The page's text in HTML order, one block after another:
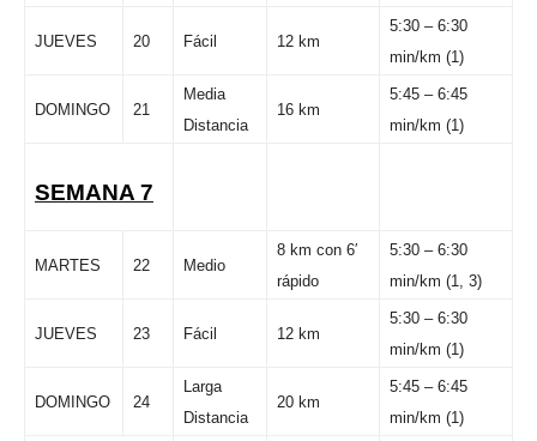
JUEVES 20 Fácil 12 km
5:30 – 6:30
min/km (1)
DOMINGO 21
Media
Distancia
16 km
5:45 – 6:45
min/km (1)
SEMANA 7
MARTES 22 Medio
8 km con 6′
rápido
5:30 – 6:30
min/km (1, 3)
JUEVES 23 Fácil 12 km
5:30 – 6:30
min/km (1)
DOMINGO 24
Larga
Distancia
20 km
5:45 – 6:45
min/km (1)